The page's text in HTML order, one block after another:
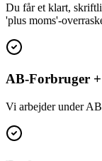
Du får et klart,
'plus moms'-
AB-Forbruger
Vi arbejder under